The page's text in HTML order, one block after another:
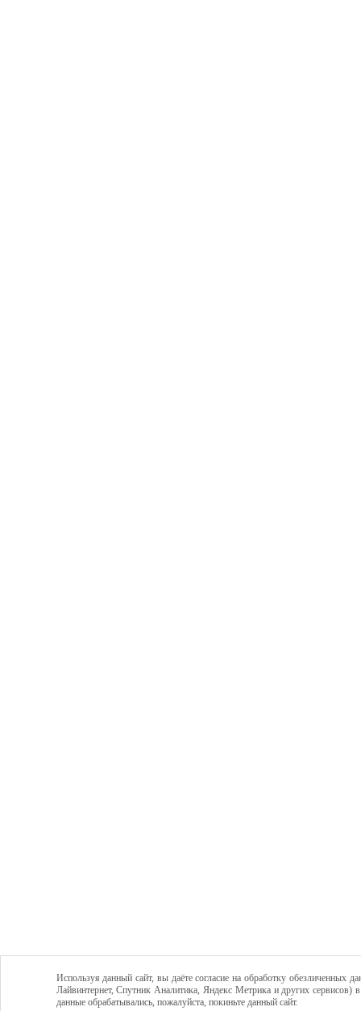
Используя данный сайт, вы даёте согласие на обработку обезличенных
Лайвинтернет, Спутник Аналитика, Яндекс Метрика и других сервисов)
данные обрабатывались, пожалуйста, покиньте данный сайт.